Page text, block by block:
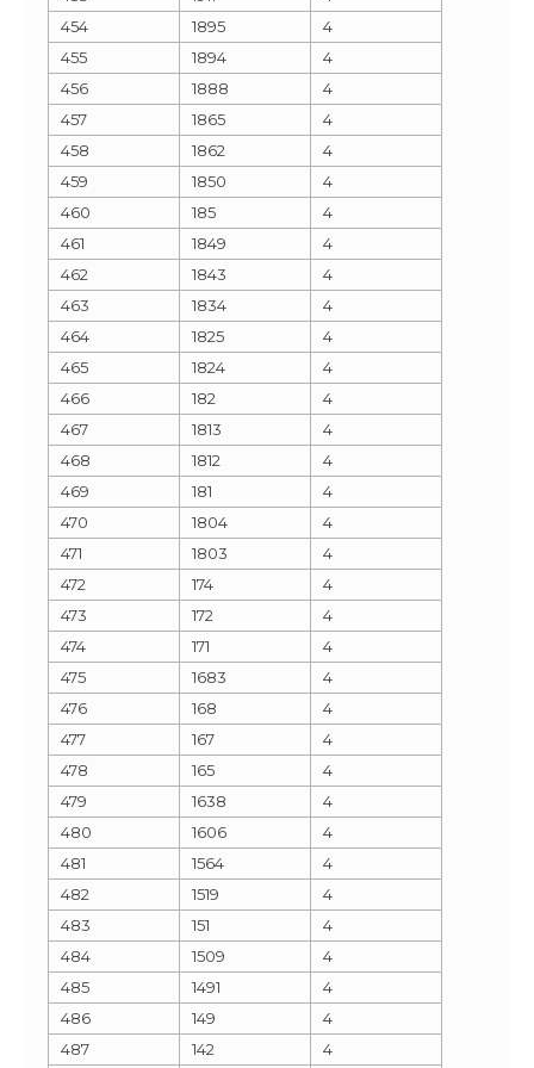
454
1895
4
455
1894
4
456
1888
4
457
1865
4
458
1862
4
459
1850
4
460
185
4
461
1849
4
462
1843
4
463
1834
4
464
1825
4
465
1824
4
466
182
4
467
1813
4
468
1812
4
469
181
4
470
1804
4
471
1803
4
472
174
4
473
172
4
474
171
4
475
1683
4
476
168
4
477
167
4
478
165
4
479
1638
4
480
1606
4
481
1564
4
482
1519
4
483
151
4
484
1509
4
485
1491
4
486
149
4
487
142
4